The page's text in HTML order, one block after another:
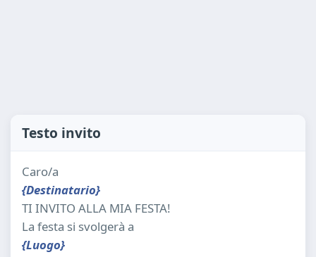
Testo invito
Caro/a
{Destinatario}
TI INVITO ALLA MIA FESTA!
La festa si svolgerà a
{Luogo}